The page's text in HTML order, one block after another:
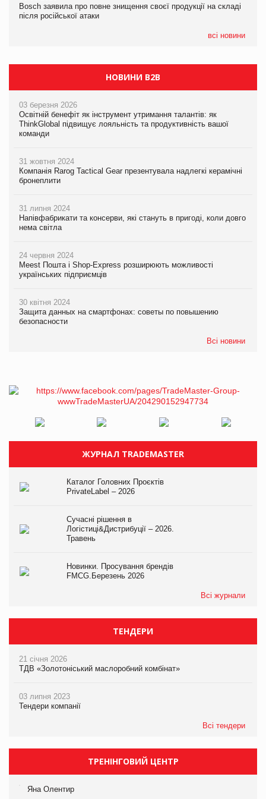
Bosch заявила про повне знищення своєї продукції на складі
після російської атаки
всі новини
Сергій Лісунов про заморожені хлібобулочні вироби на
Bosch заявила про повне знищення своєї продукції на складі
після російської атаки
НОВИНИ B2B
03 березня 2026
Освітній бенефіт як інструмент утримання талантів: як
ThinkGlobal підвищує лояльність та продуктивність вашої
команди
31 жовтня 2024
Компанія Rarog Tactical Gear презентувала надлегкі керамічні
бронеплити
31 липня 2024
Напівфабрикати та консерви, які стануть в пригоді, коли довго
нема світла
24 червня 2024
Meest Пошта і Shop-Express розширюють можливості
українських підприємців
30 квітня 2024
Защита данных на смартфонах: советы по повышению
безопасности
Всі новини
ЖУРНАЛ TRADEMASTER
Каталог Головних Проєктів
PrivateLabel – 2026
Сучасні рішення в
Логістиці&Дистрибуції – 2026.
Травень
Новинки. Просування брендів
FMCG.Березень 2026
Всі журнали
ТЕНДЕРИ
21 січня 2026
ТДВ «Золотоніський маслоробний комбінат»
03 липня 2023
Тендери компанії
Всі тендери
ТРЕНІНГОВИЙ ЦЕНТР
Яна Олентир